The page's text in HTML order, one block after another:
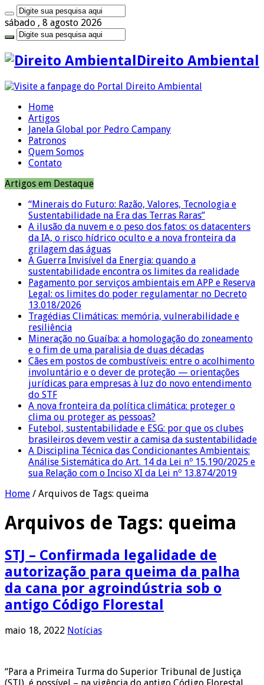
sábado , 8 agosto 2026
Direito Ambiental
Home
Artigos
Janela Global por Pedro Campany
Patronos
Quem Somos
Contato
Artigos em Destaque
“Minerais do Futuro: Razão, Valores, Tecnologia e
Sustentabilidade na Era das Terras Raras”
A ilusão da nuvem e o peso dos fatos: os datacenters
da IA, o risco hídrico oculto e a nova fronteira da
grilagem das águas
A Guerra Invisível da Energia: quando a
sustentabilidade encontra os limites da realidade
Pagamento por serviços ambientais em APP e Reserva
Legal: os limites do poder regulamentar no Decreto
13.018/2026
Tragédias Climáticas: memória, vulnerabilidade e
resiliência
Mineração no Guaíba: a homologação do zoneamento
e o fim de uma paralisia de duas décadas
Cães em postos de combustíveis: entre o acolhimento
involuntário e o dever de proteção — orientações
jurídicas para empresas à luz do novo entendimento
do STF
A nova fronteira da política climática: proteger o
clima ou proteger as pessoas?
Futebol, sustentabilidade e ESG: por que os clubes
brasileiros devem vestir a camisa da sustentabilidade
A Disciplina Técnica das Condicionantes Ambientais:
Análise Sistemática do Art. 14 da Lei nº 15.190/2025 e
sua Relação com o Inciso XI da Lei nº 13.874/2019
Home / Arquivos de Tags: queima
Arquivos de Tags: queima
STJ – Confirmada legalidade de
autorização para queima da palha
da cana por agroindústria sob o
antigo Código Florestal
maio 18, 2022 Notícias
“Para a Primeira Turma do Superior Tribunal de Justiça
(STJ), é possível – na vigência do antigo Código Florestal